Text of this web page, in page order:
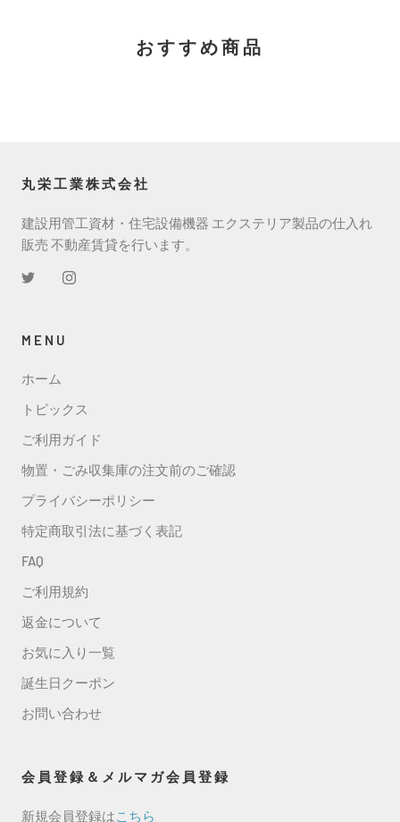
おすすめ商品
丸栄工業株式会社
建設用管工資材・住宅設備機器 エクステリア製品の仕入れ
販売 不動産賃貸を行います。
MENU
ホーム
トピックス
ご利用ガイド
物置・ごみ収集庫の注文前のご確認
プライバシーポリシー
特定商取引法に基づく表記
FAQ
ご利用規約
返金について
お気に入り一覧
誕生日クーポン
お問い合わせ
会員登録＆メルマガ会員登録
新規会員登録はこちら